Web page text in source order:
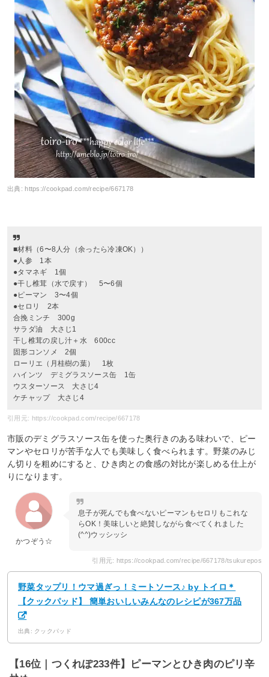
出典:https://cookpad.com/recipe/667178
■材料（6〜8人分（余ったら冷凍OK））
●人参 1本
●タマネギ 1個
●干し椎茸（水で戻す） 5〜6個
●ピーマン 3〜4個
●セロリ 2本
合挽ミンチ 300g
サラダ油 大さじ1
干し椎茸の戻し汁＋水 600cc
固形コンソメ 2個
ローリエ（月桂樹の葉） 1枚
ハインツ デミグラスソース缶 1缶
ウスターソース 大さじ4
ケチャップ 大さじ4
引用元: https://cookpad.com/recipe/667178
市販のデミグラスソース缶を使った奥行きのある味わいで、ピー
マンやセロリが苦手な人でも美味しく食べられます。野菜のみじ
ん切りを粗めにすると、ひき肉との食感の対比が楽しめる仕上が
りになります。
かつぞう☆
息子が死んでも食べないピーマンもセロリもこれな
らOK！美味しいと絶賛しながら食べてくれました
(^^)ウッシッシ
引用元: https://cookpad.com/recipe/667178/tsukurepos
野菜タップリ！ウマ過ぎっ！ミートソース♪ by トイロ＊
【クックパッド】 簡単おいしいみんなのレシピが367万品
出典: クックパッド
【16位｜つくれぽ233件】ピーマンとひき肉のピリ辛